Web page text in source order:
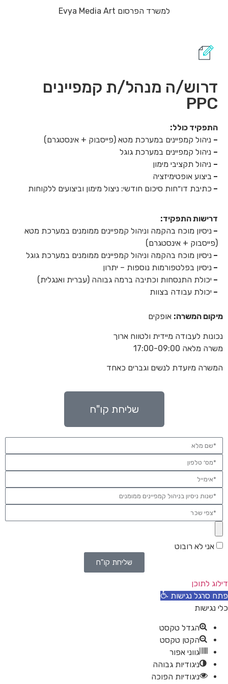
למשרד הפרסום Evya Media Art
דרוש/ה מנהל/ת קמפיינים
PPC
התפקיד כולל:
– ניהול קמפיינים במערכת מטא (פייסבוק + אינסטגרם)
– ניהול קמפיינים במערכת גוגל
– ניהול תקציבי מימון
– ביצוע אופטימיזציה
– כתיבת דו״חות סיכום חודשי: ניצול מימון וביצועים ללקוחות
דרישות התפקיד:
– ניסיון מוכח בהקמה וניהול קמפיינים ממומנים במערכת מטא
(פייסבוק + אינסטגרם)
– ניסיון מוכח בהקמה וניהול קמפיינים ממומנים במערכת גוגל
– ניסיון בפלטפורמות נוספות – יתרון
– יכולת התנסחות וכתיבה ברמה גבוהה (עברית ואנגלית)
– יכולת עבודה בצוות
מיקום המשרה: אופקים
נכונות לעבודה מיידית ולטווח ארוך
משרה מלאה 17:00-09:00
המשרה מיועדת לנשים וגברים כאחד
שליחת קו"ח
אני לא רובוט
שליחת קו"ח
דילוג לתוכן
פתח סרגל נגישות
כלי נגישות
הגדל טקסט
הקטן טקסט
גווני אפור
ניגודיות גבוהה
ניגודיות הפוכה